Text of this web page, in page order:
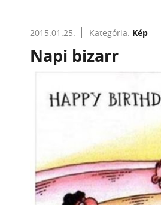
2015.01.25. Kategória: Kép
Napi bizarr